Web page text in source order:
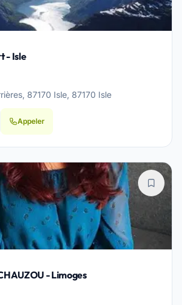
- Isle
87170 Isle, 87170 Isle
Appeler
- Limoges